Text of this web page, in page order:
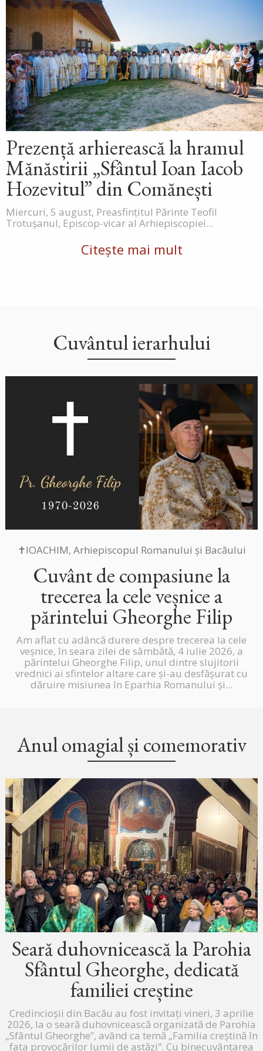
Prezență arhierească la hramul
Mănăstirii „Sfântul Ioan Iacob
Hozevitul” din Comănești
Miercuri, 5 august, Preasfințitul Părinte Teofil
Trotușanul, Episcop-vicar al Arhiepiscopiei...
Citește mai mult
Cuvântul ierarhului
✝IOACHIM, Arhiepiscopul Romanului și Bacăului
Cuvânt de compasiune la
trecerea la cele veșnice a
părintelui Gheorghe Filip
Am aflat cu adâncă durere despre trecerea la cele
veșnice, în seara zilei de sâmbătă, 4 iulie 2026, a
părintelui Gheorghe Filip, unul dintre slujitorii
vrednici ai sfintelor altare care și-au desfășurat cu
dăruire misiunea în Eparhia Romanului și...
Anul omagial și comemorativ
Seară duhovnicească la Parohia
Sfântul Gheorghe, dedicată
familiei creștine
Credincioșii din Bacău au fost invitați vineri, 3 aprilie
2026, la o seară duhovnicească organizată de Parohia
„Sfântul Gheorghe”, având ca temă „Familia creștină în
fața provocărilor lumii de astăzi”. Cu binecuvântarea